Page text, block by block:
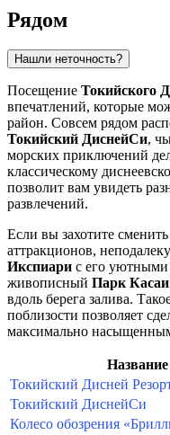
Рядом
Нашли неточность?
Посещение Токийского
впечатлений, которые
район. Совсем рядом
Токийский ДиснейСи,
морских приключений
классическому
позволит вам увидеть
развлечений.
Если вы захотите
аттракционов,
Икспиари с его уютными
живописный Парк
вдоль берега залива.
поблизости позволяет
максимально
Название
Токийский Дисней
Токийский ДиснейСи
Колесо обозрения